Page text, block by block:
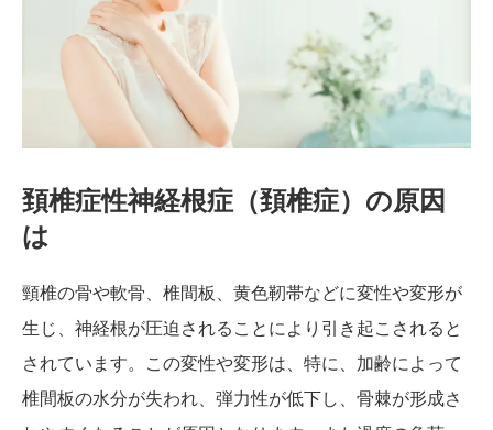
頚椎症性神経根症（頚椎症）の原因
は
頸椎の骨や軟骨、椎間板、黄色靭帯などに変性や変形が
生じ、神経根が圧迫されることにより引き起こされると
されています。この変性や変形は、特に、加齢によって
椎間板の水分が失われ、弾力性が低下し、骨棘が形成さ